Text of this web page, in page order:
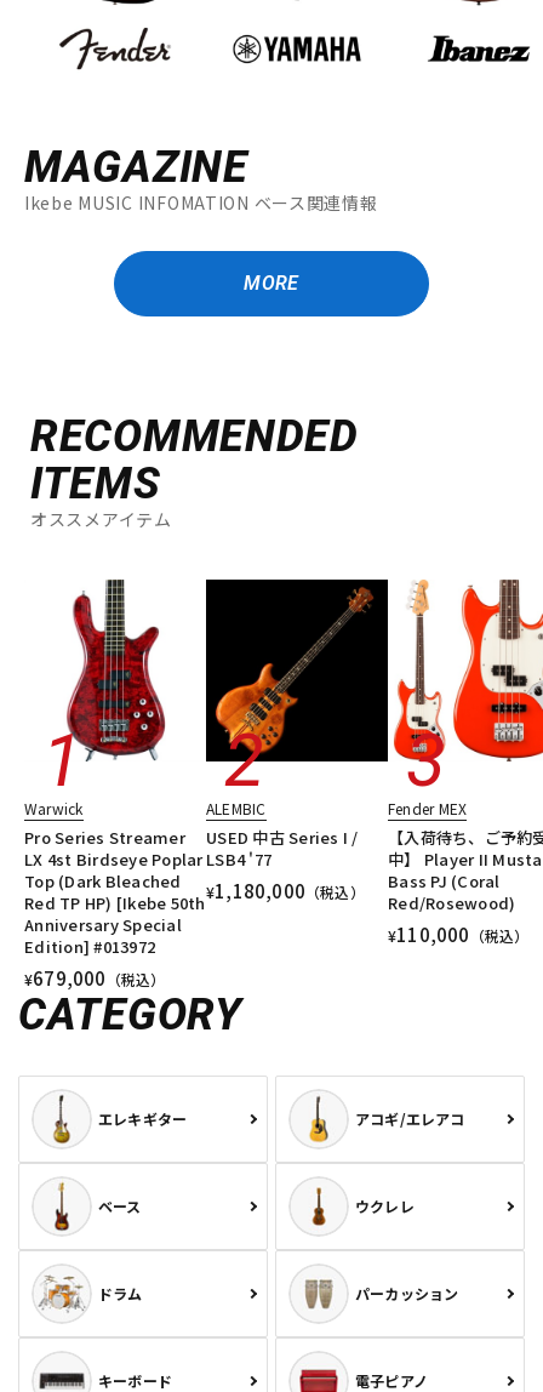
MAGAZINE
Ikebe MUSIC INFOMATION ベース関連情報
MORE
RECOMMENDED
ITEMS
オススメアイテム
Warwick
Pro Series Streamer
LX 4st Birdseye Poplar
Top (Dark Bleached
Red TP HP) [Ikebe 50th
Anniversary Special
Edition] #013972
¥679,000 （税込）
ALEMBIC
USED 中古 Series I /
LSB4 '77
¥1,180,000 （税込）
Fender MEX
【入荷待ち、ご予約
中】 Player II
Bass PJ (Coral
Red/Rosewood)
¥110,000 （税込）
CATEGORY
エレキギター アコギ/エレアコ
ベース ウクレレ
ドラム パーカッション
キーボード 電子ピアノ